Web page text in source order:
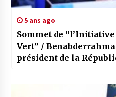
5 ans ago
Sommet de
Vert” /
président de la